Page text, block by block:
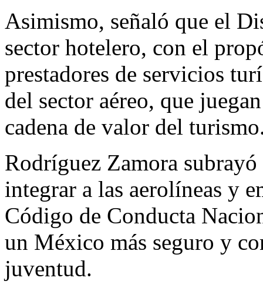
Asimismo, señaló que el
sector hotelero, con el
prestadores de servicios
del sector aéreo, que
cadena de valor del
Rodríguez Zamora
integrar a las aerolíneas y
Código de Conducta
un México más seguro y
juventud.